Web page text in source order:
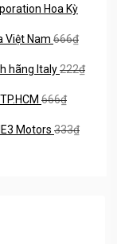
Hoa Kỳ
Việt Nam 666₫
hãng Italy222₫
666₫
Motors 333₫